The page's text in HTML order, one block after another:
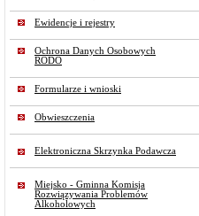
Ewidencje i rejestry
Ochrona Danych Osobowych
RODO
Formularze i wnioski
Obwieszczenia
Elektroniczna Skrzynka Podawcza
Miejsko - Gminna Komisja
Rozwiązywania Problemów
Alkoholowych